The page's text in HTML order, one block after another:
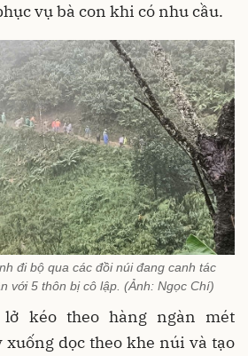
vụ bà con khi có nhu cầu.
đi bộ qua các đồi núi đang canh tác
với 5 thôn bị cô lập. (Ảnh: Ngọc Chí)
kéo theo hàng ngàn mét
xuống dọc theo khe núi và tạo